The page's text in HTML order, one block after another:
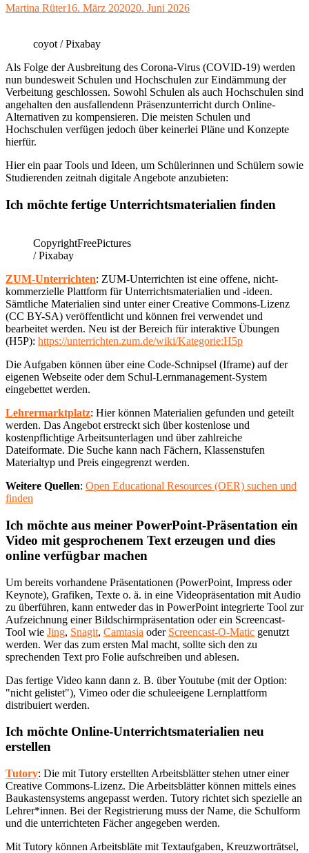
Autor
Martina RüterVeröffentlicht
16. März 202020. Juni 2026
coyot / Pixabay
Als Folge der Ausbreitung des Corona-Virus (COVID-19) werden
nun bundesweit Schulen und Hochschulen zur Eindämmung der
Verbeitung geschlossen. Sowohl Schulen als auch Hochschulen sind
angehalten den ausfallendenn Präsenzunterricht durch Online-
Alternativen zu kompensieren. Die meisten Schulen und
Hochschulen verfügen jedoch über keinerlei Pläne und Konzepte
hierfür.
Hier ein paar Tools und Ideen, um Schülerinnen und Schülern sowie
Studierenden zeitnah digitale Angebote anzubieten:
Ich möchte fertige Unterrichtsmaterialien finden
CopyrightFreePictures
/ Pixabay
ZUM-Unterrichten: ZUM-Unterrichten ist eine offene, nicht-
kommerzielle Plattform für Unterrichtsmaterialien und -ideen.
Sämtliche Materialien sind unter einer Creative Commons-Lizenz
(CC BY-SA) veröffentlicht und können frei verwendet und
bearbeitet werden. Neu ist der Bereich für interaktive Übungen
(H5P): https://unterrichten.zum.de/wiki/Kategorie:H5p
Die Aufgaben können über eine Code-Schnipsel (Iframe) auf der
eigenen Webseite oder dem Schul-Lernmanagement-System
eingebettet werden.
Lehrermarktplatz: Hier können Materialien gefunden und geteilt
werden. Das Angebot erstreckt sich über kostenlose und
kostenpflichtige Arbeitsunterlagen und über zahlreiche
Dateiformate. Die Suche kann nach Fächern, Klassenstufen
Materialtyp und Preis eingegrenzt werden.
Weitere Quellen: Open Educational Resources (OER) suchen und
finden
Ich möchte aus meiner PowerPoint-Präsentation ein
Video mit gesprochenem Text erzeugen und dies
online verfügbar machen
Um bereits vorhandene Präsentationen (PowerPoint, Impress oder
Keynote), Grafiken, Texte o. ä. in eine Videopräsentation mit Audio
zu überführen, kann entweder das in PowerPoint integrierte Tool zur
Aufzeichnung einer Bildschirmpräsentation oder ein Screencast-
Tool wie Jing, Snagit, Camtasia oder Screencast-O-Matic genutzt
werden. Wer das zum ersten Mal macht, sollte sich den zu
sprechenden Text pro Folie aufschreiben und ablesen.
Das fertige Video kann dann z. B. über Youtube (mit der Option:
"nicht gelistet"), Vimeo oder die schuleeigene Lernplattform
distribuiert werden.
Ich möchte Online-Unterrichtsmaterialien neu
erstellen
Tutory: Die mit Tutory erstellten Arbeitsblätter stehen utner einer
Creative Commons-Lizenz. Die Arbeitsblätter können mittels eines
Baukastensystems angepasst werden. Tutory richtet sich spezielle an
Lehrer*innen. Bei der Registrierung muss der Name, die Schulform
und die unterrichteten Fächer angegeben werden.
Mit Tutory können Arbeitsbläte mit Textaufgaben, Kreuzworträtsel,